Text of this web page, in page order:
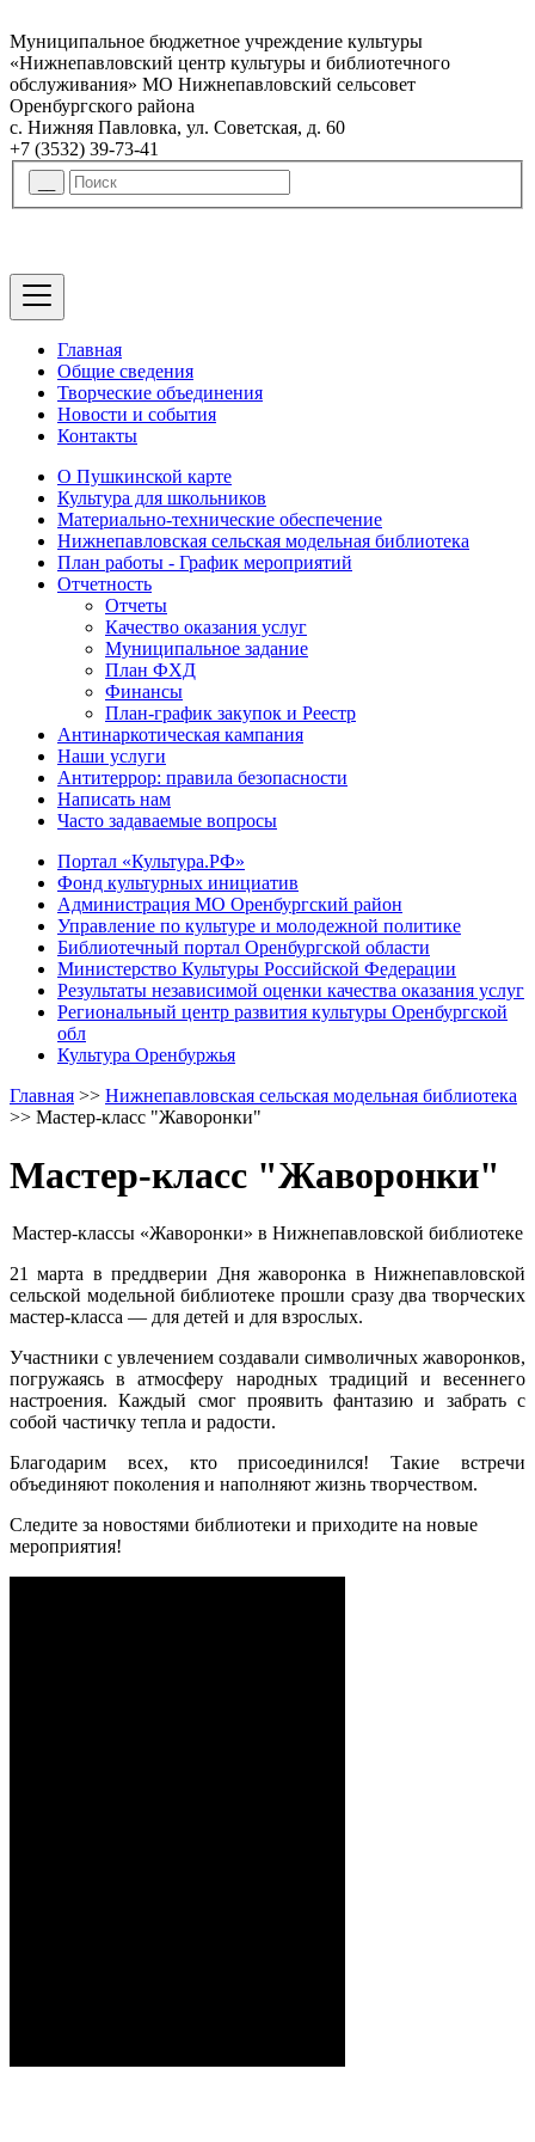
Муниципальное бюджетное учреждение культуры
«Нижнепавловский центр культуры и библиотечного
обслуживания» МО Нижнепавловский сельсовет
Оренбургского района
с. Нижняя Павловка, ул. Советская, д. 60
+7 (3532) 39-73-41
Главная
Общие сведения
Творческие объединения
Новости и события
Контакты
О Пушкинской карте
Культура для школьников
Материально-технические обеспечение
Нижнепавловская сельская модельная библиотека
План работы - График мероприятий
Отчетность
Отчеты
Качество оказания услуг
Муниципальное задание
План ФХД
Финансы
План-график закупок и Реестр
Антинаркотическая кампания
Наши услуги
Антитеррор: правила безопасности
Написать нам
Часто задаваемые вопросы
Портал «Культура.РФ»
Фонд культурных инициатив
Администрация МО Оренбургский район
Управление по культуре и молодежной политике
Библиотечный портал Оренбургской области
Министерство Культуры Российской Федерации
Результаты независимой оценки качества оказания услуг
Региональный центр развития культуры Оренбургской
обл
Культура Оренбуржья
Главная >> Нижнепавловская сельская модельная библиотека
>> Мастер-класс "Жаворонки"
Мастер-класс "Жаворонки"
Мастер-классы «Жаворонки» в Нижнепавловской библиотеке
21 марта в преддверии Дня жаворонка в Нижнепавловской
сельской модельной библиотеке прошли сразу два творческих
мастер-класса — для детей и для взрослых.
Участники с увлечением создавали символичных жаворонков,
погружаясь в атмосферу народных традиций и весеннего
настроения. Каждый смог проявить фантазию и забрать с
собой частичку тепла и радости.
Благодарим всех, кто присоединился! Такие встречи
объединяют поколения и наполняют жизнь творчеством.
Следите за новостями библиотеки и приходите на новые
мероприятия!